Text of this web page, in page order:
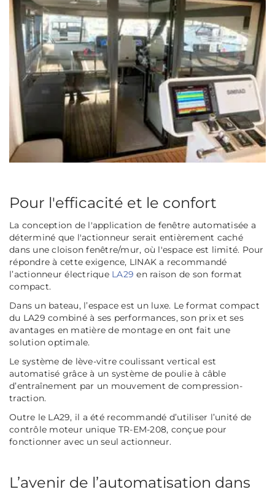
Pour l'efficacité et le confort
La conception de l'application de fenêtre automatisée a
déterminé que l'actionneur serait entièrement caché
dans une cloison fenêtre/mur, où l'espace est limité. Pour
répondre à cette exigence, LINAK a recommandé
l’actionneur électrique LA29 en raison de son format
compact.
Dans un bateau, l’espace est un luxe. Le format compact
du LA29 combiné à ses performances, son prix et ses
avantages en matière de montage en ont fait une
solution optimale.
Le système de lève-vitre coulissant vertical est
automatisé grâce à un système de poulie à câble
d’entraînement par un mouvement de compression-
traction.
Outre le LA29, il a été recommandé d’utiliser l’unité de
contrôle moteur unique TR-EM-208, conçue pour
fonctionner avec un seul actionneur.
L’avenir de l’automatisation dans